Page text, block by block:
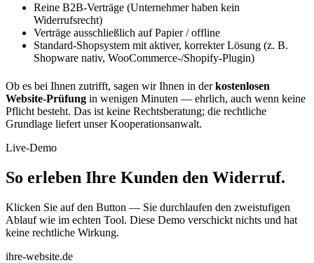
Reine B2B-Verträge (Unternehmer haben kein
Widerrufsrecht)
Verträge ausschließlich auf Papier / offline
Standard-Shopsystem mit aktiver, korrekter Lösung (z. B.
Shopware nativ, WooCommerce-/Shopify-Plugin)
Ob es bei Ihnen zutrifft, sagen wir Ihnen in derkostenlosen
Website-Prüfung in wenigen Minuten — ehrlich, auch wenn keine
Pflicht besteht. Das ist keine Rechtsberatung; die rechtliche
Grundlage liefert unser Kooperationsanwalt.
Live-Demo
So erleben Ihre Kunden den Widerruf.
Klicken Sie auf den Button — Sie durchlaufen den zweistufigen
Ablauf wie im echten Tool. Diese Demo verschickt nichts und hat
keine rechtliche Wirkung.
ihre-website.de